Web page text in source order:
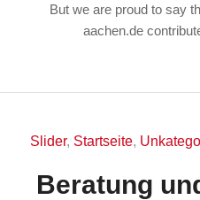
But we are proud to say
aachen.de
Slider, Startseite,
Beratung